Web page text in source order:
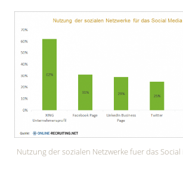
Nutzung der sozialen Netzwerke fuer das